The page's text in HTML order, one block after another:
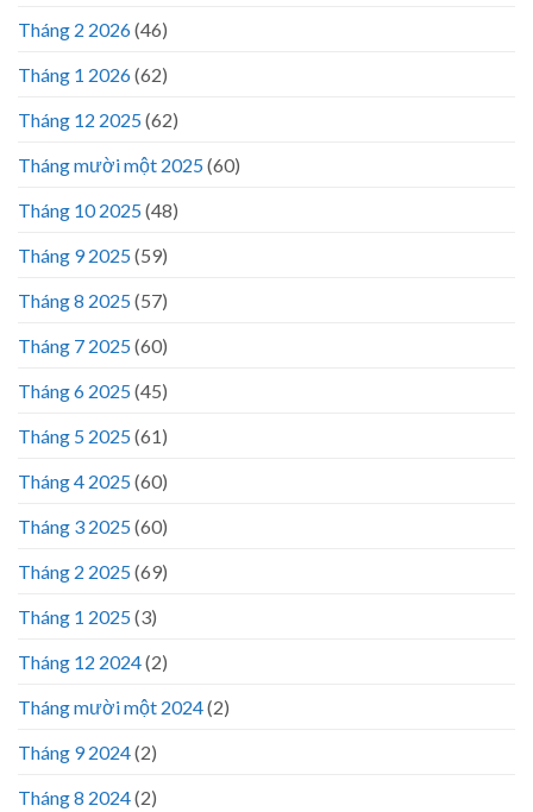
Tháng 2 2026(46)
Tháng 1 2026(62)
Tháng 12 2025(62)
Tháng mười một 2025(60)
Tháng 10 2025(48)
Tháng 9 2025(59)
Tháng 8 2025(57)
Tháng 7 2025(60)
Tháng 6 2025(45)
Tháng 5 2025(61)
Tháng 4 2025(60)
Tháng 3 2025(60)
Tháng 2 2025(69)
Tháng 1 2025(3)
Tháng 12 2024(2)
Tháng mười một 2024(2)
Tháng 9 2024(2)
Tháng 8 2024(2)